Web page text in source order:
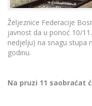
Željeznice Federacije
javnost da u ponoć 10/
nedjelju) na snagu stupa
godinu.
Na pruzi 11 saobraćat